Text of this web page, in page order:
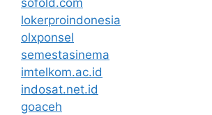
sofold.com
lokerproindonesia
olxponsel
semestasinema
imtelkom.ac.id
indosat.net.id
goaceh